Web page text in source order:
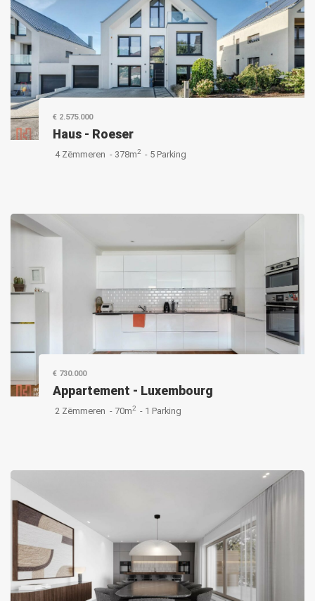
€ 2.575.000
Haus - Roeser
4 Zëmmeren - 378m2- 5 Parking
€ 730.000
Appartement - Luxembourg
2 Zëmmeren - 70m2- 1 Parking